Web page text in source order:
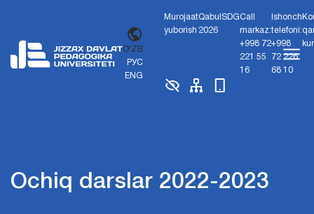
O'ZB
РУС
ENG
Murojaat
yuborish
Qabul
2026
SDGCall
markaz:
+998 72
221 55
16
Ishonch
telefoni:
+998
72 226
68 10
Ochiq darslar 2022-2023